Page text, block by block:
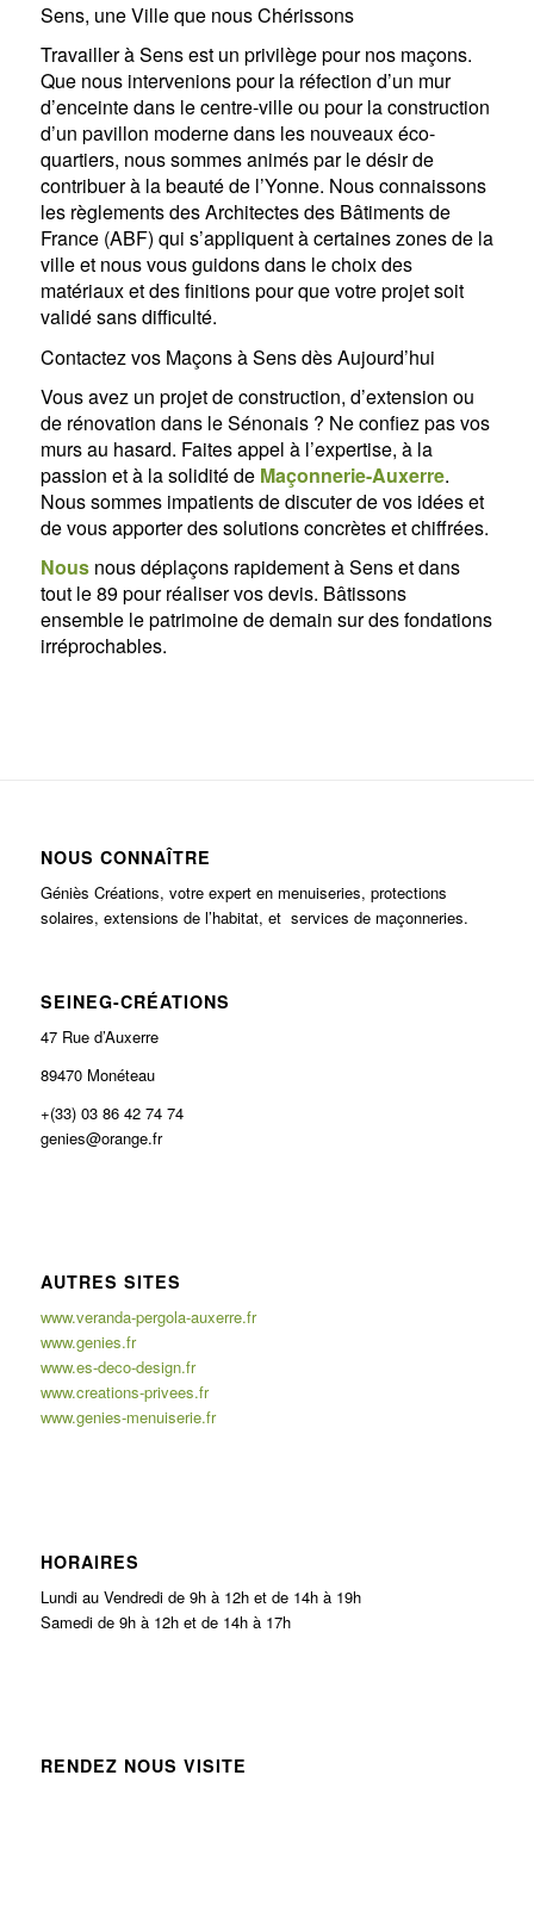
Sens, une Ville que nous Chérissons
Travailler à Sens est un privilège pour nos maçons.
Que nous intervenions pour la réfection d’un mur
d’enceinte dans le centre-ville ou pour la construction
d’un pavillon moderne dans les nouveaux éco-
quartiers, nous sommes animés par le désir de
contribuer à la beauté de l’Yonne. Nous connaissons
les règlements des Architectes des Bâtiments de
France (ABF) qui s’appliquent à certaines zones de la
ville et nous vous guidons dans le choix des
matériaux et des finitions pour que votre projet soit
validé sans difficulté.
Contactez vos Maçons à Sens dès Aujourd’hui
Vous avez un projet de construction, d’extension ou
de rénovation dans le Sénonais ? Ne confiez pas vos
murs au hasard. Faites appel à l’expertise, à la
passion et à la solidité de Maçonnerie-Auxerre.
Nous sommes impatients de discuter de vos idées et
de vous apporter des solutions concrètes et chiffrées.
Nousnous déplaçons rapidement à Sens et dans
tout le 89 pour réaliser vos devis. Bâtissons
ensemble le patrimoine de demain sur des fondations
irréprochables.
NOUS CONNAÎTRE
Géniès Créations, votre expert en menuiseries, protections
solaires, extensions de l’habitat, et services de maçonneries.
SEINEG-CRÉATIONS
47 Rue d’Auxerre
89470 Monéteau
+(33) 03 86 42 74 74
genies@orange.fr
AUTRES SITES
www.veranda-pergola-auxerre.fr
www.genies.fr
www.es-deco-design.fr
www.creations-privees.fr
www.genies-menuiserie.fr
HORAIRES
Lundi au Vendredi de 9h à 12h et de 14h à 19h
Samedi de 9h à 12h et de 14h à 17h
RENDEZ NOUS VISITE